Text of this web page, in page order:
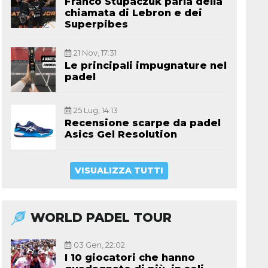
chiamata di Lebron e dei
Superpibes
21 Nov, 17:31
Le principali impugnature nel
padel
25 Lug, 14:13
Recensione scarpe da padel
Asics Gel Resolution
VISUALIZZA TUTTI
WORLD PADEL TOUR
03 Gen, 22:02
I 10 giocatori che hanno